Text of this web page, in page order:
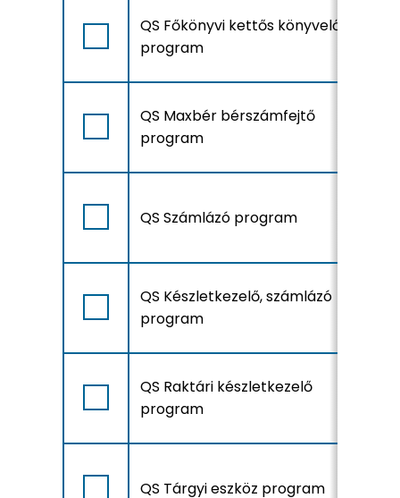
QS Főkönyvi kettős könyvelő
program
QS Maxbér bérszámfejtő
program
QS Számlázó program
QS Készletkezelő, számlázó
program
QS Raktári készletkezelő
program
QS Tárgyi eszköz program